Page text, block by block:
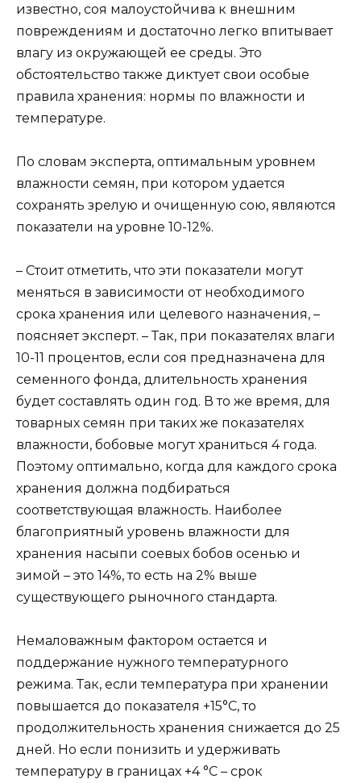
известно, соя малоустойчива к внешним
повреждениям и достаточно легко впитывает
влагу из окружающей ее среды. Это
обстоятельство также диктует свои особые
правила хранения: нормы по влажности и
температуре.
По словам эксперта, оптимальным уровнем
влажности семян, при котором удается
сохранять зрелую и очищенную сою, являются
показатели на уровне 10-12%.
– Стоит отметить, что эти показатели могут
меняться в зависимости от необходимого
срока хранения или целевого назначения, –
поясняет эксперт. – Так, при показателях влаги
10-11 процентов, если соя предназначена для
семенного фонда, длительность хранения
будет составлять один год. В то же время, для
товарных семян при таких же показателях
влажности, бобовые могут храниться 4 года.
Поэтому оптимально, когда для каждого срока
хранения должна подбираться
соответствующая влажность. Наиболее
благоприятный уровень влажности для
хранения насыпи соевых бобов осенью и
зимой – это 14%, то есть на 2% выше
существующего рыночного стандарта.
Немаловажным фактором остается и
поддержание нужного температурного
режима. Так, если температура при хранении
повышается до показателя +15°С, то
продолжительность хранения снижается до 25
дней. Но если понизить и удерживать
температуру в границах +4 °С – срок